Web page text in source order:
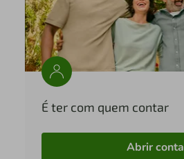
É ter com quem contar
Abrir conta